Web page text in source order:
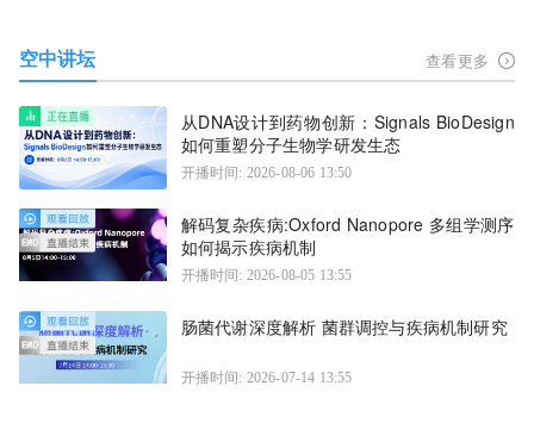
空中讲坛 查看更多
从DNA设计到药物创新：Signals BioDesign
如何重塑分子生物学研发生态
开播时间: 2026-08-06 13:50
解码复杂疾病:Oxford Nanopore 多组学测序
如何揭示疾病机制
开播时间: 2026-08-05 13:55
肠菌代谢深度解析 菌群调控与疾病机制研究
开播时间: 2026-07-14 13:55